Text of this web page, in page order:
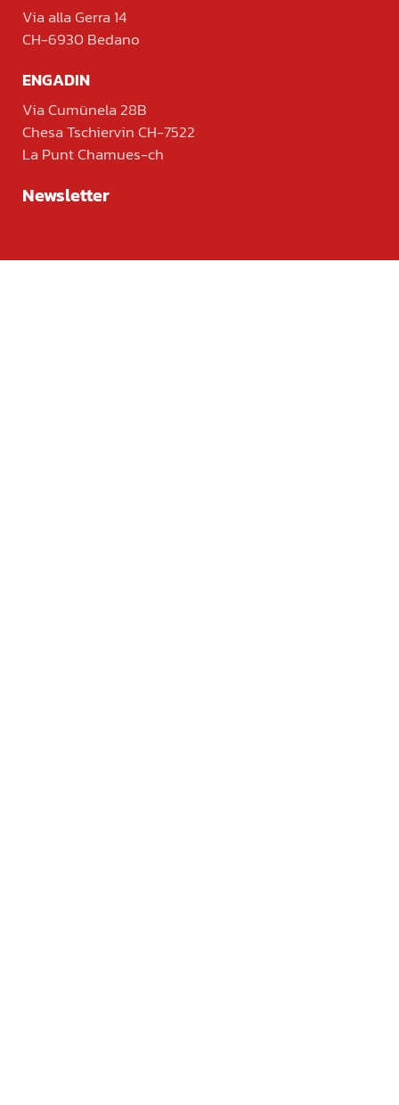
Via alla Gerra 14
CH-6930 Bedano
ENGADIN
Via Cumünela 28B
Chesa Tschiervin CH-7522
La Punt Chamues-ch
Newsletter